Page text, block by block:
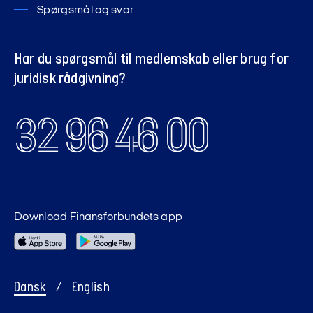
Spørgsmål og svar
Har du spørgsmål til medlemskab eller brug for
juridisk rådgivning?
32 96 46 00
Dansk / English
Download Finansforbundets app